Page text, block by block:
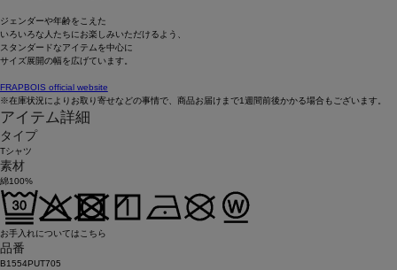
ジェンダーや年齢をこえた
いろいろな人たちにお楽しみいただけるよう、
スタンダードなアイテムを中心に
サイズ展開の幅を広げています。
FRAPBOIS official website
※在庫状況によりお取り寄せなどの事情で、商品お届けまで1週間前後かかる場合もございます。
アイテム詳細
タイプ
Tシャツ
素材
綿100%
お手入れについてはこちら
品番
B1554PUT705